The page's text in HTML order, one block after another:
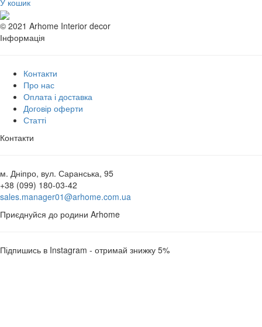
© 2021 Arhome Interior decor
Інформація
Контакти
Про нас
Оплата і доставка
Договір оферти
Статті
Контакти
м. Дніпро, вул. Саранська, 95
+38 (099) 180-03-42
sales.manager01@arhome.com.ua
Приєднуйся до родини Arhome
Підпишись в Instagram - отримай знижку 5%